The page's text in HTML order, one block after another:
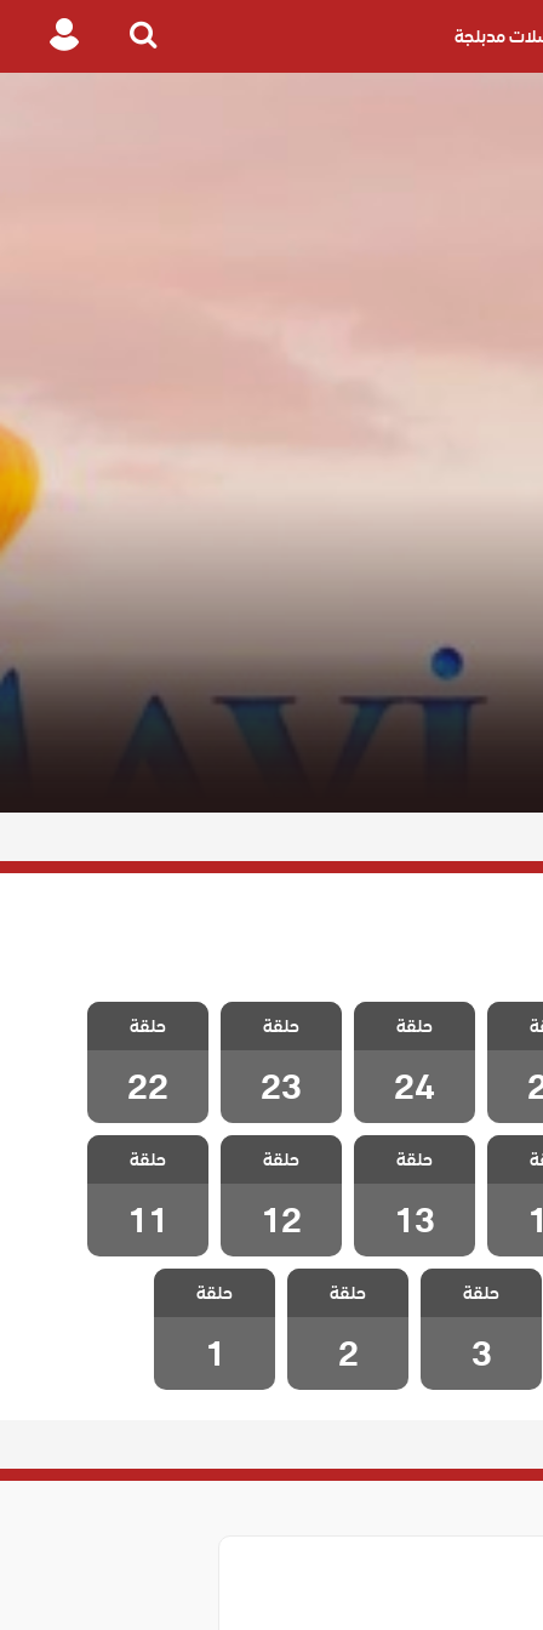
مدبلجة
Search
Login
و مسلسل ماوي و
الحب الحلقة 24
حلقة
24
مسلسل ماوي و
الحب الحلقة 23
حلقة
23
مسلسل ماوي و
الحب الحلقة 22
حلقة
22
و مسلسل ماوي و
الحب الحلقة 13
حلقة
13
مسلسل ماوي و
الحب الحلقة 12
حلقة
12
مسلسل ماوي و
الحب الحلقة 11
حلقة
11
مسلسل ماوي و
الحب الحلقة 3
حلقة
3
مسلسل ماوي و
الحب الحلقة 2
حلقة
2
مسلسل ماوي و
الحب الحلقة 1
حلقة
1